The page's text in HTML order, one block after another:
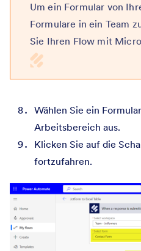
Um ein Formular von
Formulare in ein Team
Sie Ihren Flow mit
Wählen Sie ein
Arbeitsbereich aus.
Klicken Sie auf die
fortzufahren.